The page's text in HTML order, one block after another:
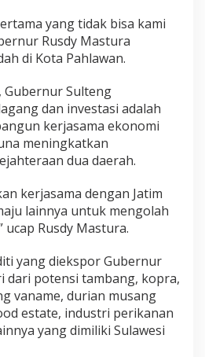
yang tidak bisa kami
Rusdy Mastura
di Kota Pahlawan.
Gubernur Sulteng
dan investasi adalah
kerjasama ekonomi
meningkatkan
dua daerah.
kerjasama dengan Jatim
lainnya untuk mengolah
Rusdy Mastura.
yang diekspor Gubernur
dari potensi tambang, kopra,
vaname, durian musang
estate, industri perikanan
yang dimiliki Sulawesi